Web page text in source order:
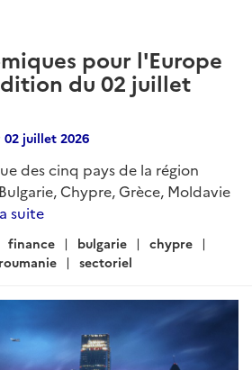
pour l'Europe
du 02 juillet
02 juillet 2026
des cinq pays de la région
Chypre, Grèce, Moldavie
suite
finance bulgarie
chypre
roumanie sectoriel